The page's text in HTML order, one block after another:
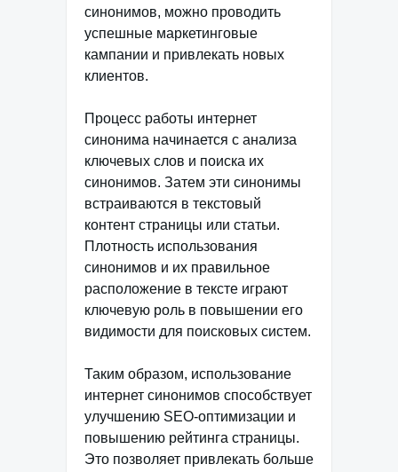
синонимов, можно проводить
успешные маркетинговые
кампании и привлекать новых
клиентов.
Процесс работы интернет
синонима начинается с анализа
ключевых слов и поиска их
синонимов. Затем эти синонимы
встраиваются в текстовый
контент страницы или статьи.
Плотность использования
синонимов и их правильное
расположение в тексте играют
ключевую роль в повышении его
видимости для поисковых систем.
Таким образом, использование
интернет синонимов способствует
улучшению SEO-оптимизации и
повышению рейтинга страницы.
Это позволяет привлекать больше